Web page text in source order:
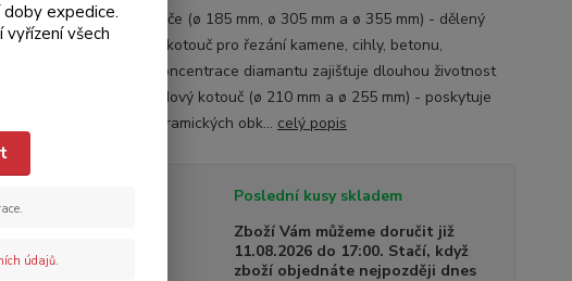
Segmentové kotouče (ø 185 mm, ø 305 mm a ø 355 mm) - dělený
turbo segmentový kotouč pro řezání kamene, cihly, betonu,
mramoruVysoká koncentrace diamantu zajišťuje dlouhou životnost
kotoučeCele obvodový kotouč (ø 210 mm a ø 255 mm) - poskytuje
nejhladší řezy v keramických obk... celý popis
Poslední kusy skladem
Zboží Vám můžeme doručit již
11.08.2026 do 17:00. Stačí, když
zboží objednáte nejpozději dnes
expedice.
všech
údajů.